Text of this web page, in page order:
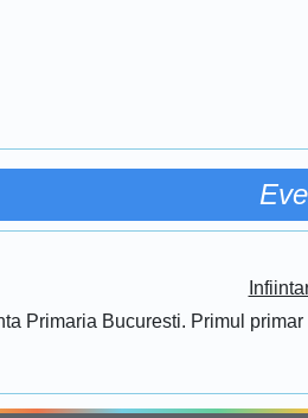
Primaria Bucuresti. Primul